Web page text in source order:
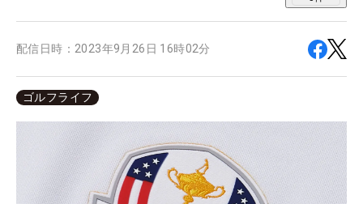
配信日時： 2023年9月26日 16時02分
ゴルフライフ